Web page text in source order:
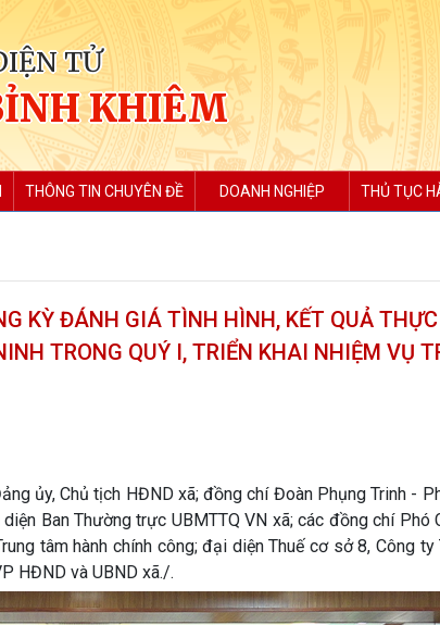
TỬ
KHIÊM
THÔNG TIN CHUYÊN ĐỀ DOANH NGHIỆP THỦ TỤC
KỲ ĐÁNH GIÁ TÌNH HÌNH, KẾT QUẢ
TRONG QUÝ I, TRIỂN KHAI NHIỆM VỤ
ủy, Chủ tịch HĐND xã; đồng chí Đoàn Phụng Trinh -
Ban Thường trực UBMTTQ VN xã; các đồng chí Phó
tâm hành chính công; đại diện Thuế cơ sở 8, Công ty
HĐND và UBND xã./.